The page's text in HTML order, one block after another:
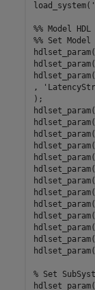
load_system(
%% Model
%% Set
hdlset_param(
hdlset_param(
hdlset_param(
,
);
hdlset_param(
hdlset_param(
hdlset_param(
hdlset_param(
hdlset_param(
hdlset_param(
hdlset_param(
hdlset_param(
hdlset_param(
hdlset_param(
hdlset_param(
hdlset_param(
hdlset_param(
% Set
hdlset_param(